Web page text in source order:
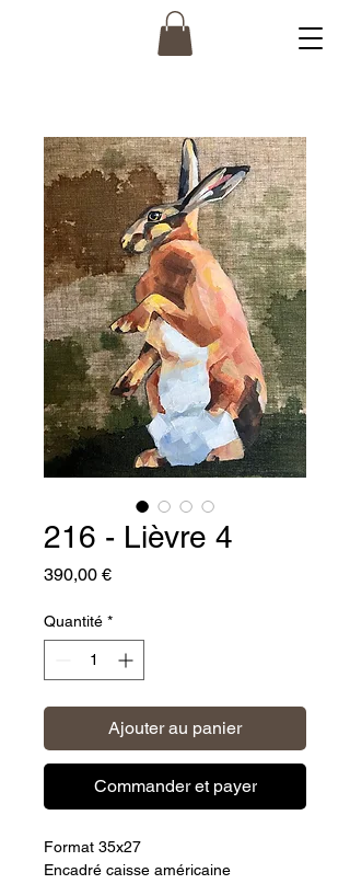
216 - Lièvre 4
390,00 €Prix
Quantité *
Ajouter au panier
Commander et payer
Format 35x27
Encadré caisse américaine